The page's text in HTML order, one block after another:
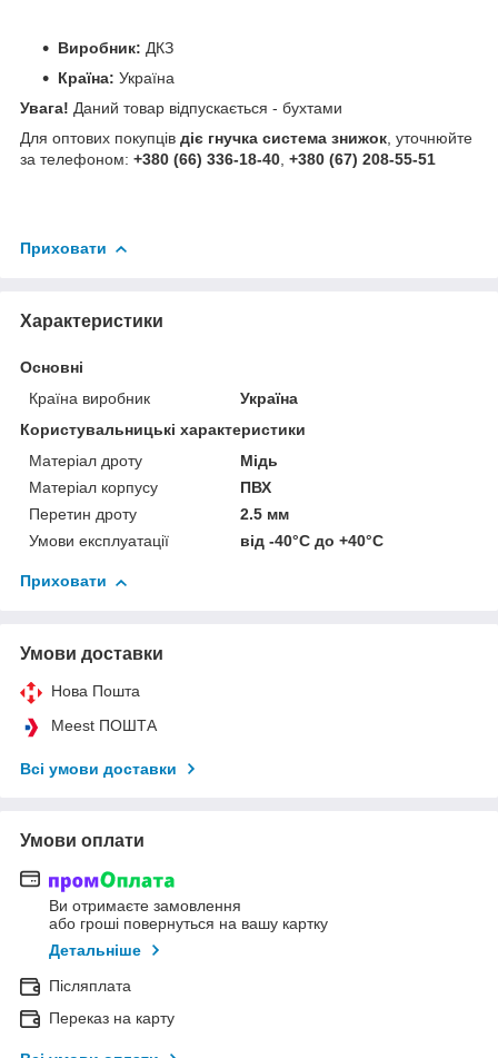
Виробник: ДКЗ
Країна: Україна
Увага! Даний товар відпускається - бухтами
Для оптових покупців діє гнучка система знижок , уточнюйте
за телефоном: +380 (66) 336-18-40 +380 (67) 208-55-51
Приховати
Характеристики
Основні
Країна виробник
Україна
Користувальницькі характеристики
Матеріал дроту
Мідь
Матеріал корпусу
ПВХ
Перетин дроту
2.5 мм
Умови експлуатації
від -40°С до +40°С
Приховати
Умови доставки
Нова Пошта
Meest ПОШТА
Всі умови доставки
Умови оплати
Ви отримаєте замовлення
або гроші повернуться на вашу картку
Детальніше
Післяплата
Переказ на карту